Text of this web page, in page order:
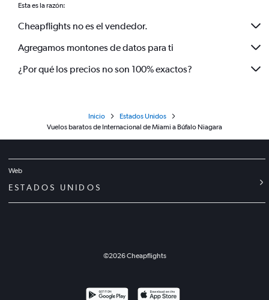
Esta es la razón:
Cheapflights no es el vendedor.
Agregamos montones de datos para ti
¿Por qué los precios no son 100% exactos?
Inicio
Estados Unidos
Vuelos baratos de Internacional de Miami a Búfalo Niagara
Web
ESTADOS UNIDOS
©2026Cheapflights